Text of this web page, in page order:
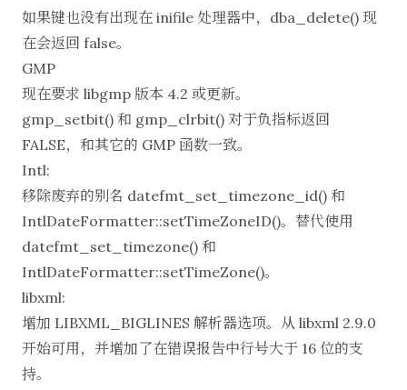
如果键也没有出现在 inifile 处理器中，dba_delete() 现
在会返回 false。
GMP
现在要求 libgmp 版本 4.2 或更新。
gmp_setbit() 和 gmp_clrbit() 对于负指标返回
FALSE，和其它的 GMP 函数一致。
Intl:
移除废弃的别名 datefmt_set_timezone_id() 和
IntlDateFormatter::setTimeZoneID()。替代使用
datefmt_set_timezone() 和
IntlDateFormatter::setTimeZone()。
libxml:
增加 LIBXML_BIGLINES 解析器选项。从 libxml 2.9.0
开始可用，并增加了在错误报告中行号大于 16 位的支
持。